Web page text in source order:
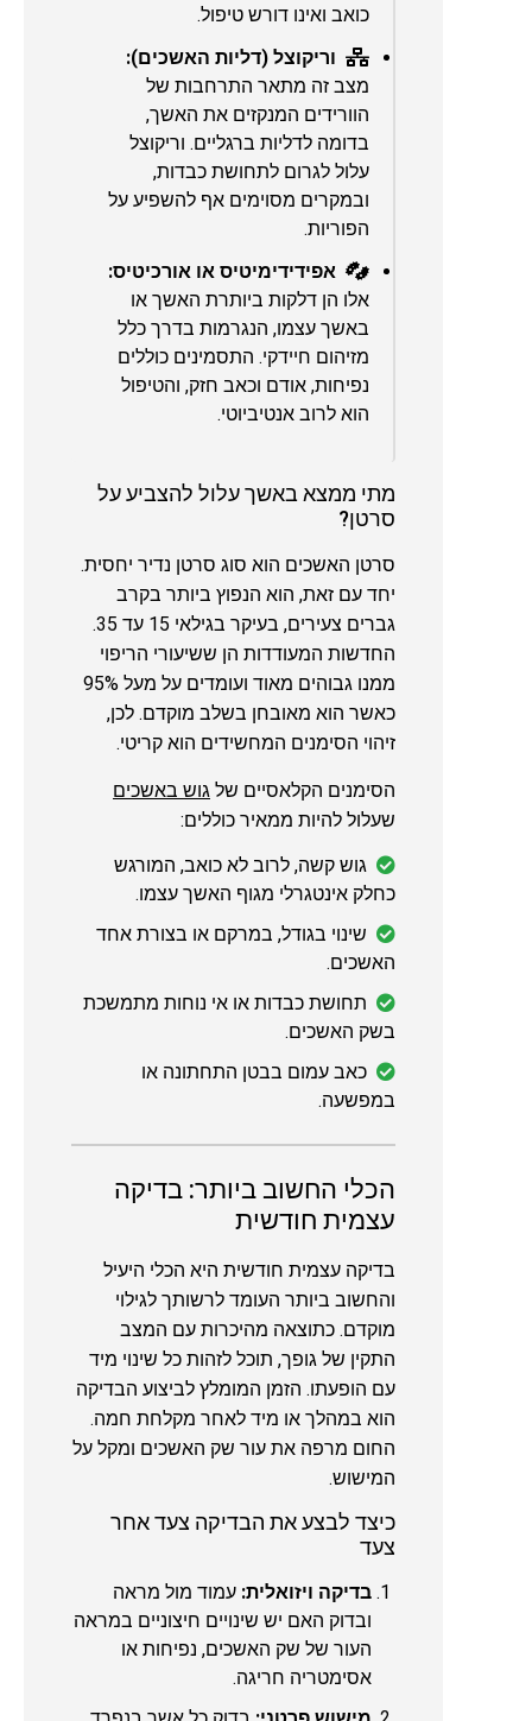
כואב ואינו דורש טיפול.
וריקוצל (דליות האשכים):
מצב זה מתאר התרחבות של
הוורידים המנקזים את האשך,
בדומה לדליות ברגליים. וריקוצל
עלול לגרום לתחושת כבדות,
ובמקרים מסוימים אף להשפיע על
הפוריות.
אפידידימיטיס או אורכיטיס:
אלו הן דלקות ביותרת האשך או
באשך עצמו, הנגרמות בדרך כלל
מזיהום חיידקי. התסמינים כוללים
נפיחות, אודם וכאב חזק, והטיפול
הוא לרוב אנטיביוטי.
מתי ממצא באשך עלול להצביע על
סרטן?
סרטן האשכים הוא סוג סרטן נדיר יחסית.
יחד עם זאת, הוא הנפוץ ביותר בקרב
גברים צעירים, בעיקר בגילאי 15 עד 35.
החדשות המעודדות הן ששיעורי הריפוי
ממנו גבוהים מאוד ועומדים על מעל 95%
כאשר הוא מאובחן בשלב מוקדם. לכן,
זיהוי הסימנים המחשידים הוא קריטי.
הסימנים הקלאסיים של גוש באשכים
שעלול להיות ממאיר כוללים:
גוש קשה, לרוב לא כואב, המורגש
כחלק אינטגרלי מגוף האשך עצמו.
שינוי בגודל, במרקם או בצורת אחד
האשכים.
תחושת כבדות או אי נוחות מתמשכת
בשק האשכים.
כאב עמום בבטן התחתונה או
במפשעה.
הכלי החשוב ביותר: בדיקה
עצמית חודשית
בדיקה עצמית חודשית היא הכלי היעיל
והחשוב ביותר העומד לרשותך לגילוי
מוקדם. כתוצאה מהיכרות עם המצב
התקין של גופך, תוכל לזהות כל שינוי מיד
עם הופעתו. הזמן המומלץ לביצוע הבדיקה
הוא במהלך או מיד לאחר מקלחת חמה.
החום מרפה את עור שק האשכים ומקל על
המישוש.
כיצד לבצע את הבדיקה צעד אחר
צעד
בדיקה ויזואלית: עמוד מול מראה
ובדוק האם יש שינויים חיצוניים במראה
העור של שק האשכים, נפיחות או
אסימטריה חריגה.